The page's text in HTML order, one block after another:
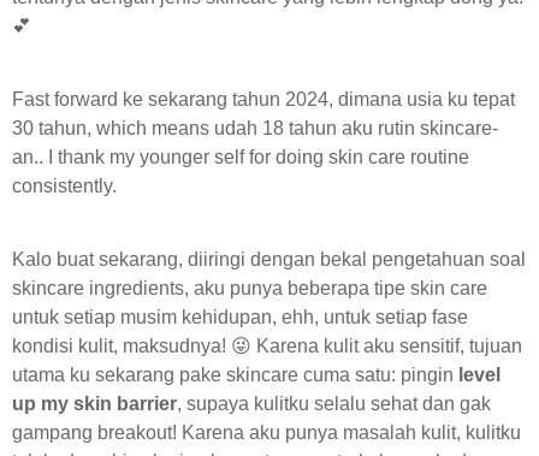
💕
Fast forward ke sekarang tahun 2024, dimana usia ku tepat
30 tahun, which means udah 18 tahun aku rutin skincare-
an.. I thank my younger self for doing skin care routine
consistently.
Kalo buat sekarang, diiringi dengan bekal pengetahuan soal
skincare ingredients, aku punya beberapa tipe skin care
untuk setiap musim kehidupan, ehh, untuk setiap fase
kondisi kulit, maksudnya! 😜 Karena kulit aku sensitif, tujuan
utama ku sekarang pake skincare cuma satu: pingin level
up my skin barrier, supaya kulitku selalu sehat dan gak
gampang breakout! Karena aku punya masalah kulit, kulitku